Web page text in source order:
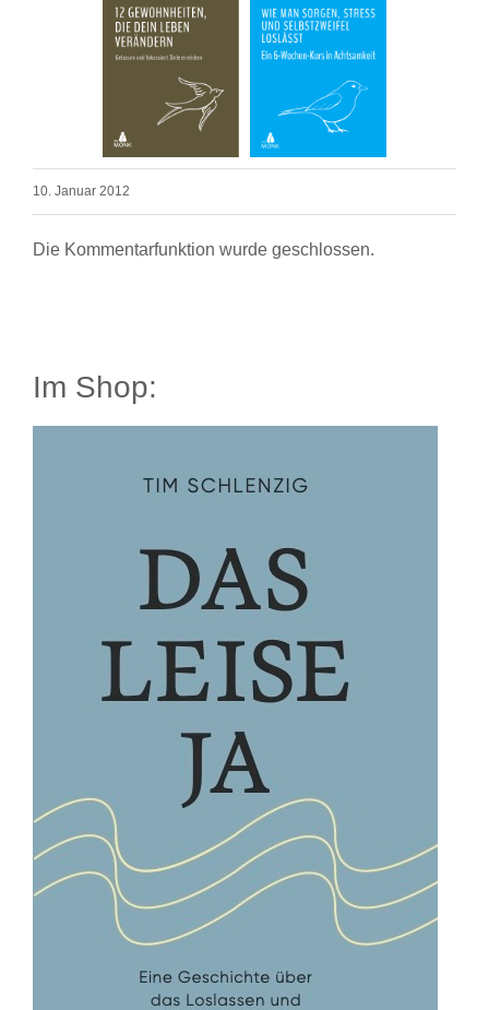
10. Januar 2012
Die Kommentarfunktion wurde geschlossen.
Im Shop: